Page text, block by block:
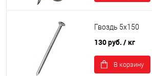
Гвоздь 5х150
130 руб. / кг
В корзину